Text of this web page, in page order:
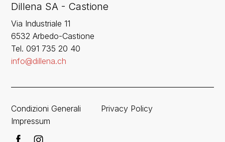
Dillena SA - Castione
Via Industriale 11
6532 Arbedo-Castione
Tel. 091 735 20 40
info@dillena.ch
Condizioni Generali
Privacy Policy
Impressum